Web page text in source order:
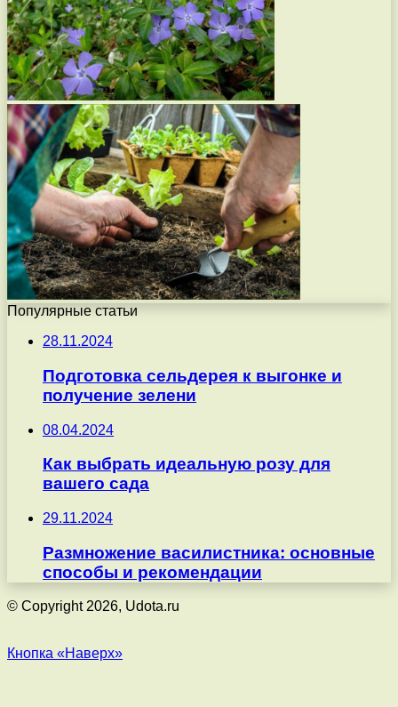
Популярные статьи
28.11.2024
Подготовка сельдерея к выгонке и
получение зелени
08.04.2024
Как выбрать идеальную розу для
вашего сада
29.11.2024
Размножение василистника: основные
способы и рекомендации
© Copyright 2026, Udota.ru
Кнопка «Наверх»